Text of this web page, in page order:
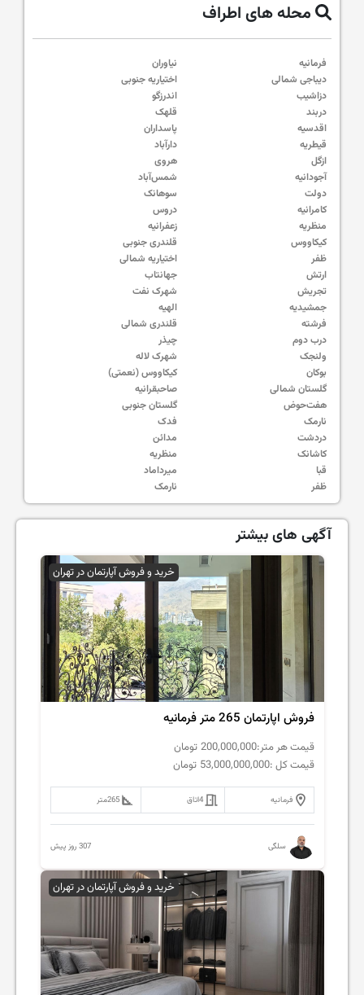
محله های اطراف
فرمانیه
نیاوران
دیباجی شمالی
اختیاریه جنوبی
دزاشیب
اندرزگو
دربند
قلهک
اقدسیه
پاسداران
قیطریه
دارآباد
ازگل
هروی
آجودانیه
شمس‌آباد
دولت
سوهانک
کامرانیه
دروس
منظریه
زعفرانیه
کیکاووس
قلندری جنوبی
ظفر
اختیاریه شمالی
ارتش
جهانتاب
تجریش
شهرک نفت
جمشیدیه
الهیه
فرشته
قلندری شمالی
درب دوم
چیذر
ولنجک
شهرک لاله
بوکان
کیکاووس (نعمتی)
گلستان شمالی
صاحبقرانیه
هفت‌حوض
گلستان جنوبی
نارمک
فدک
دردشت
مدائن
کاشانک
منظریه
قبا
میرداماد
ظفر
نارمک
آگهی های بیشتر
خرید و فروش آپارتمان در تهران
فروش اپارتمان 265 متر فرمانیه
قیمت هر متر:200,000,000 تومان
قیمت کل :53,000,000,000 تومان
فرمانیه 4اتاق 265متر
سلگی 307 روز پیش
خرید و فروش آپارتمان در تهران